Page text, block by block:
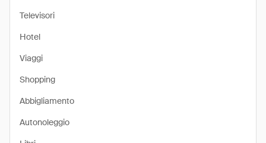
Televisori
Hotel
Viaggi
Shopping
Abbigliamento
Autonoleggio